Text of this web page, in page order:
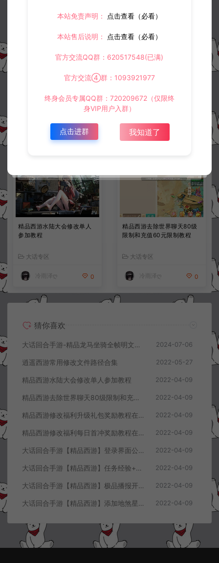
大话回合手游-精品龙马坐骑
逍遥西游常用修改文件路径
大话专区
冷雨泽ღ
精品西游水陆大会修改单人
参加教程
大话专区
冷雨泽ღ 0
精品西游去除世界聊天80级
限制和充值60元限制教程
大话专区
冷雨泽ღ 0
猜你喜欢
大话回合手游-精品龙马坐骑全帧明文素材 2024-07-06
逍遥西游常用修改文件路径合集 2022-05-27
精品西游水陆大会修改单人参加教程 2022-04-09
精品西游去除世界聊天80级限制和充值60元限制教程 2022-04-09
精品西游修改福利升级礼包奖励教程在客户端同步显示 2022-04-09
精品西游修改福利每日首冲奖励教程在客户端显示 2022-04-09
大话回合手游【精品西游】登录界面公告+进游戏攻略修改教程 2022-04-09
大话回合手游【精品西游】任务经验+掉落物品修改教程 2022-04-09
大话回合手游【精品西游】极品播报开启教程 2022-04-09
大话回合手游【精品西游】添加地煞星及世界BOSS刷新数量教程 2022-04-09
本站免责声明： 点击查看（必看）
本站售后说明： 点击查看（必看）
官方交流QQ群：620517548(已满)
官方交流④群：1093921977
终身会员专属QQ群：720209672（仅限终
身VIP用户入群）
点击进群 我知道了